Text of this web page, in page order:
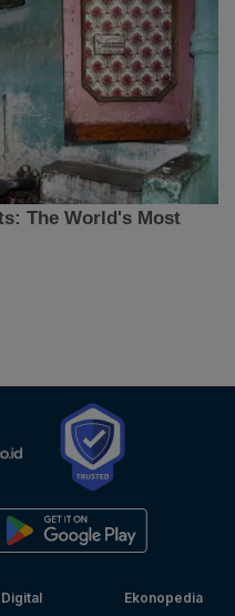
Digital
Ekonopedia